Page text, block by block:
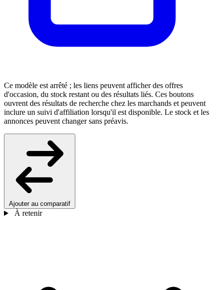
Ce modèle est arrêté ; les liens peuvent afficher des offres
d'occasion, du stock restant ou des résultats liés. Ces boutons
ouvrent des résultats de recherche chez les marchands et peuvent
inclure un suivi d'affiliation lorsqu'il est disponible. Le stock et les
annonces peuvent changer sans préavis.
Ajouter au comparatif
À retenir